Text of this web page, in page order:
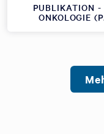
PUBLIKATION -
ONKOLOGIE